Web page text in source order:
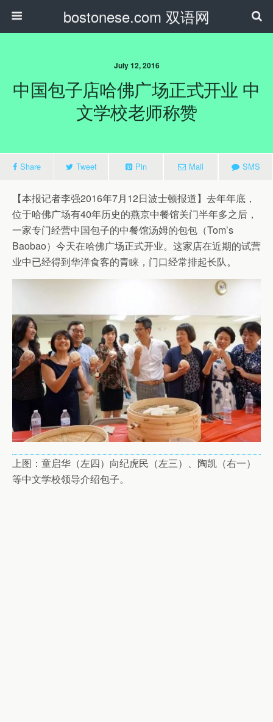
bostonese.com 双语网
July 12, 2016
中国包子店哈佛广场正式开业 中
文学校老师称赞
Share Tweet Pin Mail SMS
【本报记者李强2016年7月12日波士顿报道】去年年底，
位于哈佛广场有40年历史的燕京中餐馆关门半年多之后，
一家专门经营中国包子的中餐馆汤姆的包包（Tom’s
Baobao）今天在哈佛广场正式开业。这家店在近期的试营
业中已经得到华洋食客的青睐，门口经常排起长队。
上图：童启华（左四）向纪虎民（左三）、陶凯（右一）
等中文学校领导介绍包子。